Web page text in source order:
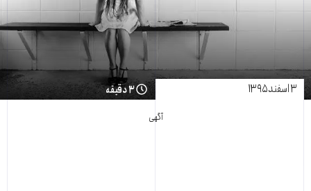
۳ اسفند ۱۳۹۵ ۳ دقیقه
آگهی